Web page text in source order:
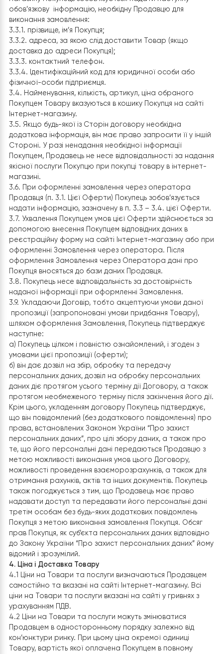
замовлення електронною поштою чи за номером
телефону, вказаним в розділі контактів Інтернет-
магазину.
3.2. Продавець має право відмовитися від передання
замовлення Покупцеві у випадку, якщо відомості,
Покупцем під час оформлення замовлення, є
або викликають підозру щодо їх дійсності.
3.3. При оформленні замовлення на сайті Інтернет-
магазину Покупець зобов’язується надати наступну
обов’язкову інформацію, необхідну Продавцю для
виконання замовлення:
3.3.1. прізвище, ім’я Покупця;
3.3.2. адреса, за якою слід доставити Товар (якщо
доставка до адреси Покупця);
3.3.3. контактний телефон.
3.3.4. Ідентифікаційний код для юридичної особи або
фізичної-особи підприємця.
3.4. Найменування, кількість, артикул, ціна обраного
Покупцем Товару вказуються в кошику Покупця на
Інтернет-магазину.
3.5. Якщо будь-якої із Сторін договору необхідна
додаткова інформація, він має право запросити її у
Стороні. У разі ненадання необхідної інформації
Покупцем, Продавець не несе відповідальності за
якісної послуги Покупцю при покупці товару в
магазині.
3.6. При оформленні замовлення через оператора
Продавця (п. 3.1. Цієї Оферти) Покупець зобов’язується
надати інформацію, зазначену в п. 3.3 – 3.4. цієї
3.7. Ухвалення Покупцем умов цієї Оферти
допомогою внесення Покупцем відповідних даних в
реєстраційну форму на сайті Інтернет-магазину
оформленні Замовлення через оператора. Після
оформлення Замовлення через Оператора дані про
Покупця вносяться до бази даних Продавця.
3.8. Покупець несе відповідальність за достовірність
наданої інформації при оформленні Замовлення.
3.9. Укладаючи Договір, тобто акцептуючи умови
пропозиції (запропоновані умови придбання Товару),
шляхом оформлення Замовлення, Покупець
наступне:
а) Покупець цілком і повністю ознайомлений, і згоден з
умовами цієї пропозиції (оферти);
б) він дає дозвіл на збір, обробку та передачу
персональних даних, дозвіл на обробку персональних
даних діє протягом усього терміну дії Договору, а
протягом необмеженого терміну після закінчення його
Крім цього, укладенням договору Покупець
що він повідомлений (без додаткового повідомлення)
права, встановлених Законом України “Про захист
персональних даних”, про цілі збору даних, а також
те, що його персональні дані передаються Продавцю
метою можливості виконання умов цього Договору,
можливості проведення взаєморозрахунків, а також
отримання рахунків, актів та інших документів.
також погоджується з тим, що Продавець має право